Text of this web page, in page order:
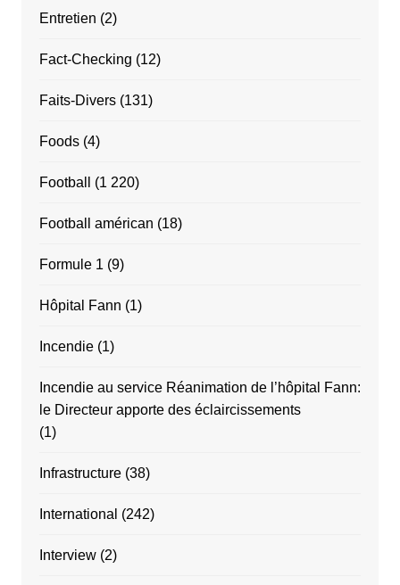
Entretien (2)
Fact-Checking (12)
Faits-Divers(131)
Foods(4)
Football (1 220)
Football américan (18)
Formule 1 (9)
Hôpital Fann (1)
Incendie(1)
Incendie au service Réanimation de l’hôpital Fann:
le Directeur apporte des éclaircissements
(1)
Infrastructure(38)
International (242)
Interview(2)